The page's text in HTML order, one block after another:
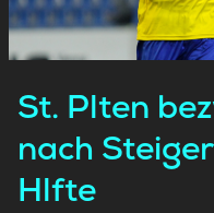
St. Plten
nach
Hlfte